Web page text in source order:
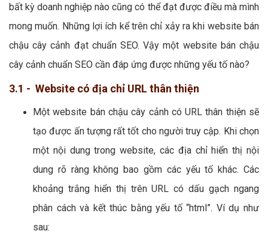
bất kỳ doanh nghiệp nào cũng có thể đạt được điều mà mình
mong muốn. Những lợi ích kể trên chỉ xảy ra khi website bán
chậu cây cảnh đạt chuẩn SEO. Vậy một website bán chậu
cây cảnh chuẩn SEO cần đáp ứng được những yếu tố nào?
3.1 - Website có địa chỉ URL thân thiện
Một website bán chậu cây cảnh có URL thân thiện sẽ
tạo được ấn tượng rất tốt cho người truy cập. Khi chọn
một nội dung trong website, các địa chỉ hiển thị nội
dung rõ ràng không bao gồm các yếu tố khác. Các
khoảng trắng hiển thị trên URL có dấu gạch ngang
phân cách và kết thúc bằng yếu tố “html”. Ví dụ như
sau: